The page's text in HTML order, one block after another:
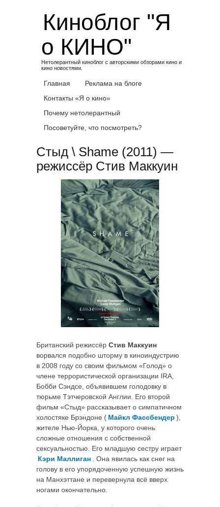
Киноблог "Я
о КИНО"
Нетолерантный киноблог с авторскими обзорами кино и
кино новостями.
Главная
Реклама на блоге
Контакты «Я о кино»
Почему нетолерантный
Посоветуйте, что посмотреть?
Стыд \ Shame (2011) —
режиссёр Стив Маккуин
Британский режиссёр Стив Маккуин
ворвался подобно шторму в киноиндустрию
в 2008 году со своим фильмом «Голод» о
члене террористической организации IRA,
Бобби Сэндсе, объявившем голодовку в
тюрьме Тэтчеровской Англии. Его второй
фильм «Стыд» рассказывает о симпатичном
холостяке Брэндоне ( Майкл Фассбендер ),
жителе Нью-Йорка, у которого очень
сложные отношения с собственной
сексуальностью. Его младшую сестру играет
Кэри Маллиган
. Она явилась как снег на
голову в его упорядоченную успешную жизнь
на Манхэттане и перевернула всё вверх
ногами окончательно.